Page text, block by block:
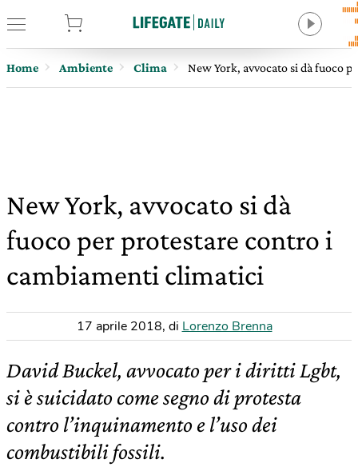
Home Ambiente Clima New York, avvocato si dà fuoco
New York, avvocato si dà
fuoco per protestare contro i
cambiamenti climatici
17 aprile 2018, di Lorenzo Brenna
David Buckel, avvocato per i diritti Lgbt,
si è suicidato come segno di protesta
contro l’inquinamento e l’uso dei
combustibili fossili.